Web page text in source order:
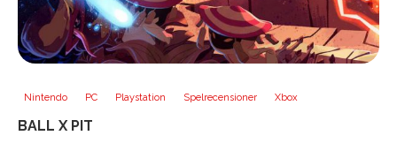
Nintendo PC Playstation Spelrecensioner Xbox
BALL X PIT